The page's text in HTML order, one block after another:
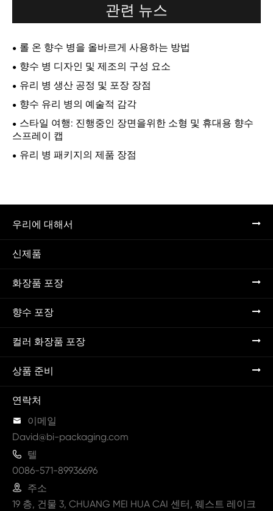
관련 뉴스
롤 온 향수 병을 올바르게 사용하는 방법
향수 병 디자인 및 제조의 구성 요소
유리 병 생산 공정 및 포장 장점
향수 유리 병의 예술적 감각
스타일 여행: 진행중인 장면을위한 소형 및 휴대용 향수
스프레이 캡
유리 병 패키지의 제품 장점
우리에 대해서
신제품
화장품 포장
향수 포장
컬러 화장품 포장
상품 준비
연락처
 이메일
David@bi-packaging.com
 텔
0086-571-89936696
 주소
19 층, 건물 3, CHUANG MEI HUA CAI 센터, 웨스트 레이크